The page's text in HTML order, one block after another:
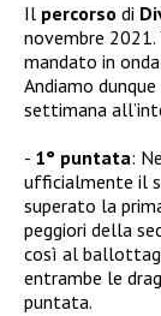
Il percorso di
novembre
mandato in
Andiamo
settimana
1° puntata:
ufficialmente il
superato la
peggiori della
così al
entrambe le
puntata.